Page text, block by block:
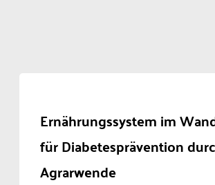
Ernährungssystem im
für Diabetesprävention
Agrarwende